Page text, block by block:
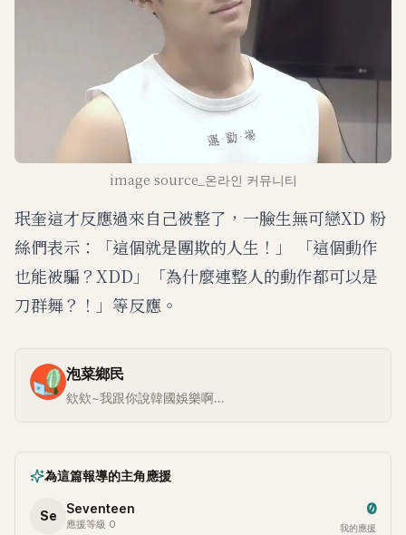
image source_온라인 커뮤니티
珉奎這才反應過來自己被整了，一臉生無可戀XD 粉
絲們表示：「這個就是團欺的人生！」 「這個動作
也能被騙？XDD」「為什麼連整人的動作都可以是
刀群舞？！」等反應。
泡菜鄉民
欸欸~我跟你說韓國娛樂啊...
為這篇報導的主角應援
Se Seventeen
應援等級 0
0
我的應援